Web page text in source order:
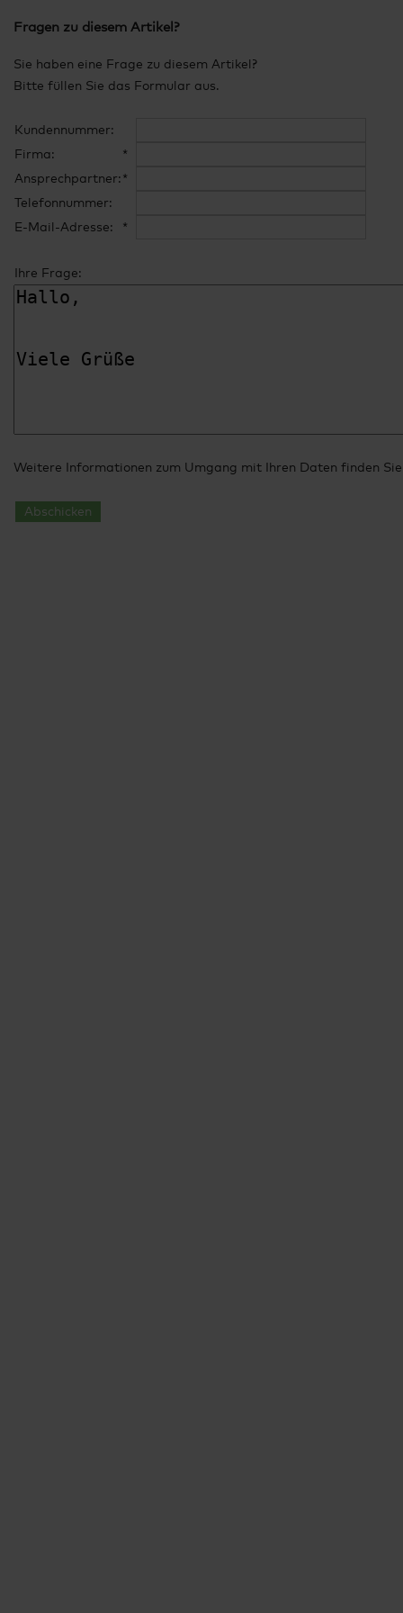
Fragen zu diesem Artikel?
Sie haben eine Frage zu diesem Artikel?
Bitte füllen Sie das Formular aus.
Kundennummer:
Firma:
*
Ansprechpartner:*
Telefonnummer:
E-Mail-Adresse:
*
Ihre Frage:
Weitere Informationen zum Umgang mit Ihren Daten finden
Abschicken